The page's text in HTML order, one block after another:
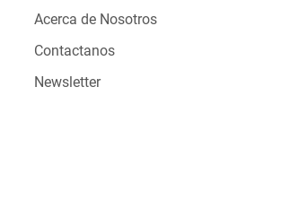
Acerca de Nosotros
Contactanos
Newsletter